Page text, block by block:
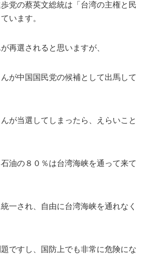
党の蔡英文総統は「台湾の主権と民
います。
再選されると思いますが、
が中国国民党の候補として出馬して
が当選してしまったら、えらいこと
油の８０％は台湾海峡を通って来て
一され、自由に台湾海峡を通れなく
ですし、国防上でも非常に危険にな